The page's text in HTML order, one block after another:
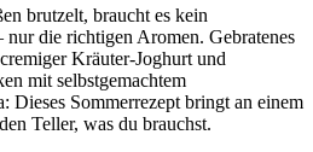
brutzelt, braucht es kein
nur die richtigen Aromen. Gebratenes
Kräuter-Joghurt und
mit selbstgemachtem
Dieses Sommerrezept bringt an einem
Teller, was du brauchst.